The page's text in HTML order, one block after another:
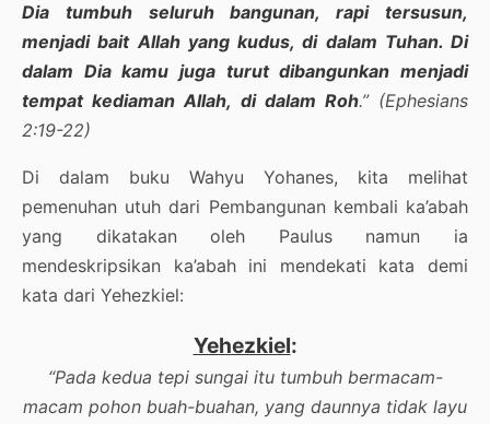
Dia tumbuh seluruh bangunan, rapi tersusun,
menjadi bait Allah yang kudus, di dalam Tuhan. Di
dalam Dia kamu juga turut dibangunkan menjadi
tempat kediaman Allah, di dalam Roh.” (Ephesians
2:19-22)
Di dalam buku Wahyu Yohanes, kita melihat
pemenuhan utuh dari Pembangunan kembali ka’abah
yang dikatakan oleh Paulus namun ia
mendeskripsikan ka’abah ini mendekati kata demi
kata dari Yehezkiel:
Yehezkiel:
“Pada kedua tepi sungai itu tumbuh bermacam-
macam pohon buah-buahan, yang daunnya tidak layu